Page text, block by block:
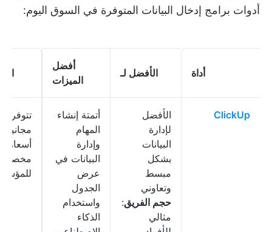
أدوات برامج إدخال البيانات المتوفرة في السوق اليوم:
أداة الأفضل لـ
أفضل
الميزات
ClickUp
الأفضل
لإدارة
البيانات
بشكل
مبسط
وتعاوني
حجم الفريق:
مثالي
أتمتة إنشاء
المهام
وإدارة
البيانات في
عرض
الجدول
واستخدام
الذكاء
تتوفر
مجانية؛
أسعار